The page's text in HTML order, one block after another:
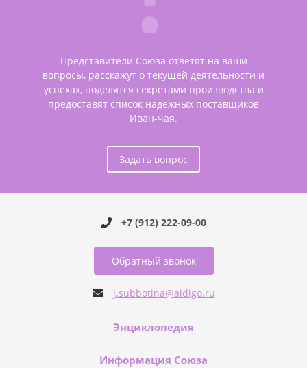
Представители Союза ответят на ваши
вопросы, расскажут о текущей деятельности и
успехах, поделятся секретами производства и
предоставят список надёжных поставщиков
Иван-чая.
Задать вопрос
+7 (912) 222-09-00
Обратный звонок
j.subbotina@aidigo.ru
Энциклопедия
Информация Союза